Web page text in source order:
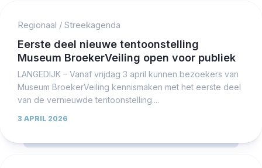
Regionaal / Streekagenda
Eerste deel nieuwe tentoonstelling
Museum BroekerVeiling open voor publiek
LANGEDIJK – Vanaf vrijdag 3 april kunnen bezoekers van
Museum BroekerVeiling kennismaken met het eerste deel
van de vernieuwde tentoonstelling....
3 APRIL 2026